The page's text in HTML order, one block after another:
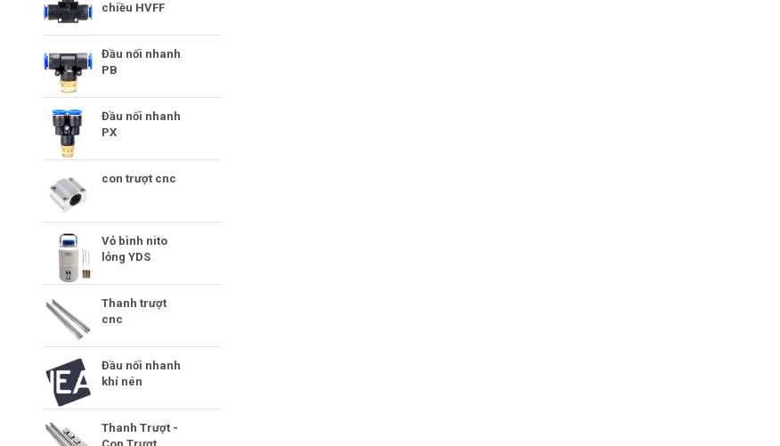
chiều HVFF
Đầu nối nhanh
PB
Đầu nối nhanh
PX
con trượt cnc
Vỏ bình nito
lỏng YDS
Thanh trượt
cnc
Đầu nối nhanh
khí nén
Thanh Trượt -